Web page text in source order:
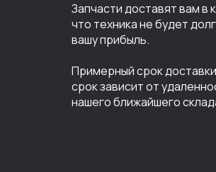
Запчасти доставят вам в
что техника не будет
вашу прибыль.
Примерный срок
срок зависит от
нашего ближайшего